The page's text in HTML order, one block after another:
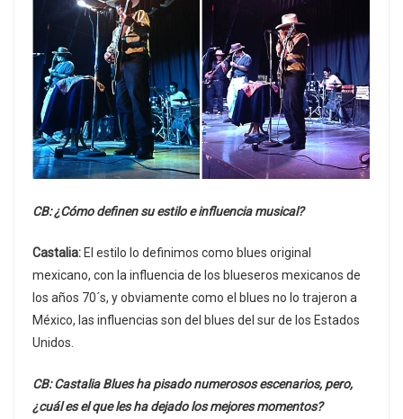
CB: ¿Cómo definen su estilo e influencia musical?
Castalia: El estilo lo definimos como blues original
mexicano, con la influencia de los blueseros mexicanos de
los años 70´s, y obviamente como el blues no lo trajeron a
México, las influencias son del blues del sur de los Estados
Unidos.
CB: Castalia Blues ha pisado numerosos escenarios, pero,
¿cuál es el que les ha dejado los mejores momentos?